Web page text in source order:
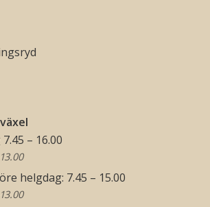
– 16.00
helgdag: 7.45 – 15.00